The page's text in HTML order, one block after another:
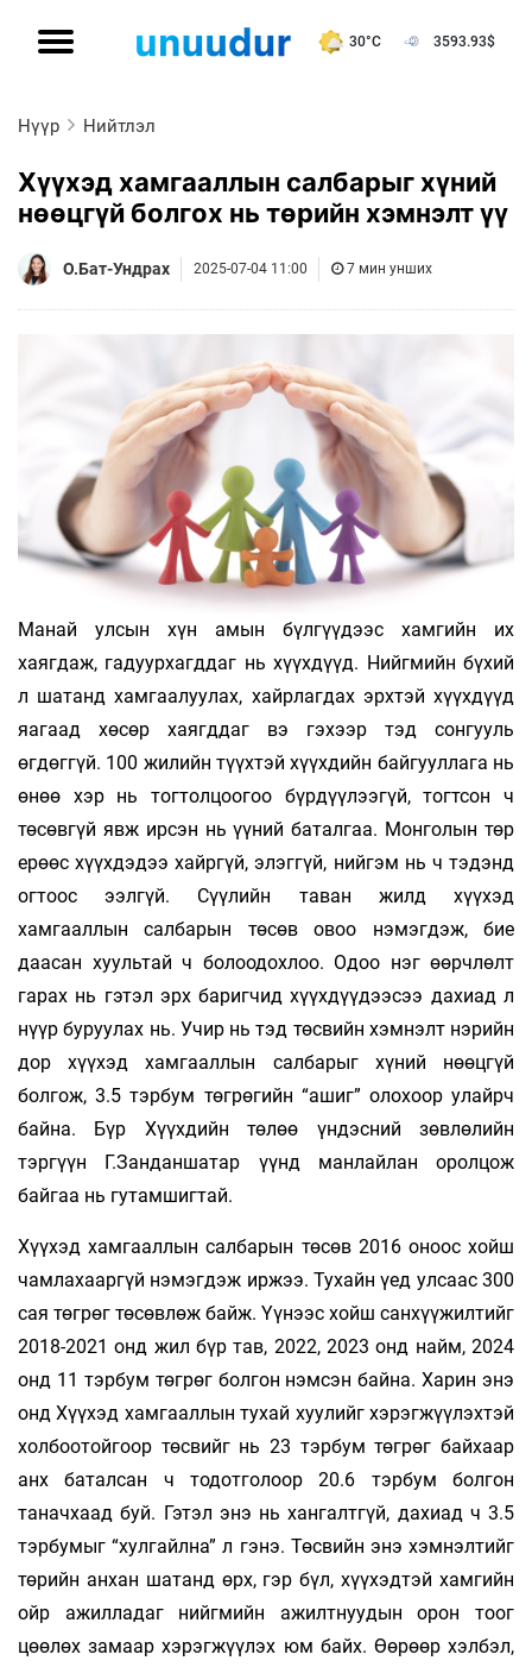
30°C 3593.93$
Нүүр Нийтлэл
Хүүхэд хамгааллын салбарыг хүний
нөөцгүй болгох нь төрийн хэмнэлт үү
О.Бат-Ундрах 2025-07-04 11:00 7 мин унших
Манай улсын хүн амын бүлгүүдээс хамгийн их
хаягдаж, гадуурхагддаг нь хүүхдүүд. Нийгмийн бүхий
л шатанд хамгаалуулах, хайрлагдах эрхтэй хүүхдүүд
яагаад хөсөр хаягддаг вэ гэхээр тэд сонгууль
өгдөггүй. 100 жилийн түүхтэй хүүхдийн байгууллага нь
өнөө хэр нь тогтолцоогоо бүрдүүлээгүй, тогтсон ч
төсөвгүй явж ирсэн нь үүний баталгаа. Монголын төр
ерөөс хүүхдэдээ хайргүй, элэггүй, нийгэм нь ч тэдэнд
огтоос ээлгүй. Сүүлийн таван жилд хүүхэд
хамгааллын салбарын төсөв овоо нэмэгдэж, бие
даасан хуультай ч болоодохлоо. Одоо нэг өөрчлөлт
гарах нь гэтэл эрх баригчид хүүхдүүдээсээ дахиад л
нүүр буруулах нь. Учир нь тэд төсвийн хэмнэлт нэрийн
дор хүүхэд хамгааллын салбарыг хүний нөөцгүй
болгож, 3.5 тэрбум төгрөгийн “ашиг” олохоор улайрч
байна. Бүр Хүүхдийн төлөө үндэсний зөвлөлийн
тэргүүн Г.Занданшатар үүнд манлайлан оролцож
байгаа нь гутамшигтай.
Хүүхэд хамгааллын салбарын төсөв 2016 оноос хойш
чамлахааргүй нэмэгдэж иржээ. Тухайн үед улсаас 300
сая төгрөг төсөвлөж байж. Үүнээс хойш санхүүжилтийг
2018-2021 онд жил бүр тав, 2022, 2023 онд найм, 2024
онд 11 тэрбум төгрөг болгон нэмсэн байна. Харин энэ
онд Хүүхэд хамгааллын тухай хуулийг хэрэгжүүлэхтэй
холбоотойгоор төсвийг нь 23 тэрбум төгрөг байхаар
анх баталсан ч тодотголоор 20.6 тэрбум болгон
таначхаад буй. Гэтэл энэ нь хангалтгүй, дахиад ч 3.5
тэрбумыг “хулгайлна” л гэнэ. Төсвийн энэ хэмнэлтийг
төрийн анхан шатанд өрх, гэр бүл, хүүхэдтэй хамгийн
ойр ажилладаг нийгмийн ажилтнуудын орон тоог
цөөлөх замаар хэрэгжүүлэх юм байх. Өөрөөр хэлбэл,